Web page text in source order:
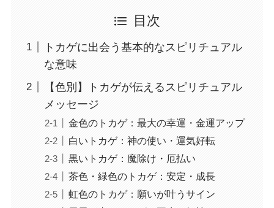
目次
トカゲに出会う基本的なスピリチュアル
な意味
【色別】トカゲが伝えるスピリチュアル
メッセージ
金色のトカゲ：最大の幸運・金運アップ
白いトカゲ：神の使い・運気好転
黒いトカゲ：魔除け・厄払い
茶色・緑色のトカゲ：安定・成長
虹色のトカゲ：願いが叶うサイン